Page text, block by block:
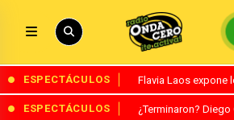
ESPECTÁCULOS Flavia Laos expone
ESPECTÁCULOS ¿Terminaron?